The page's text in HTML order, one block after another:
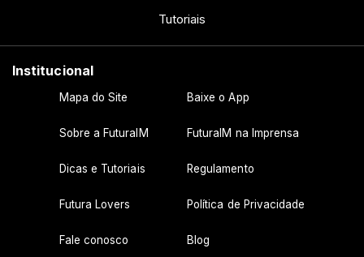
Tutoriais
Institucional
Mapa do Site Baixe o App
Sobre a FuturaIM FuturaIM na Imprensa
Dicas e Tutoriais Regulamento
Futura Lovers Política de Privacidade
Fale conosco Blog